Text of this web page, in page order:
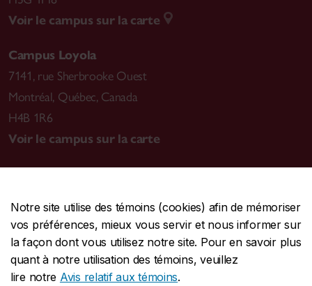
Notre site utilise des témoins (cookies) afin de mémoriser
vos préférences, mieux vous servir et nous informer sur
la façon dont vous utilisez notre site. Pour en savoir plus
quant à notre utilisation des témoins, veuillez
lire notre Avis relatif aux témoins.
Voir le campus sur la carte
Campus Loyola
7141, rue Sherbrooke Ouest
Montréal, Québec, Canada
H4B 1R6
Voir le campus sur la carte
CENTRALE514-848-2424
URGENCE514-848-3717
Protection et prévention | Accessibilité | Confidentialité